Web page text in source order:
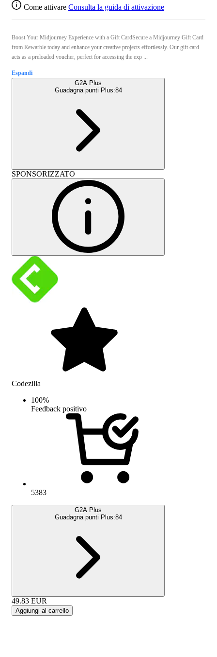
Come attivare Consulta la guida di attivazione
Boost Your Midjourney Experience with a Gift CardSecure a Midjourney Gift Card
from Rewarble today and enhance your creative projects effortlessly. Our gift card
acts as a preloaded voucher, perfect for accessing the exp ...
Espandi
G2A Plus
Guadagna punti Plus:84
SPONSORIZZATO
Codezilla
100%
Feedback positivo
5383
G2A Plus
Guadagna punti Plus:84
49.83 EUR
Aggiungi al carrello